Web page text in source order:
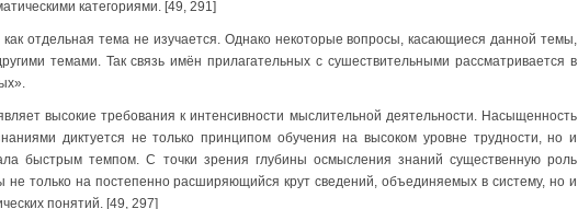
категориями. [49, 291]
отдельная тема не изучается. Однако некоторые вопросы, касающиеся данной темы,
темами. Так связь имён прилагательных с сушествительными рассматривается в
высокие требования к интенсивности мыслительной деятельности. Насыщенность
диктуется не только принципом обучения на высоком уровне трудности, но и
быстрым темпом. С точки зрения глубины осмысления знаний существенную роль
не только на постепенно расширяющийся крут сведений, объединяемых в систему, но и
понятий. [49, 297]